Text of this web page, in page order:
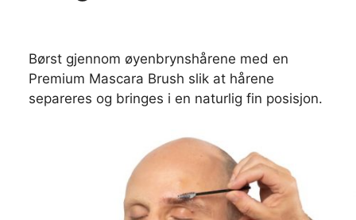
Børst gjennom øyenbrynshårene med en
Premium Mascara Brush slik at hårene
separeres og bringes i en naturlig fin posisjon.